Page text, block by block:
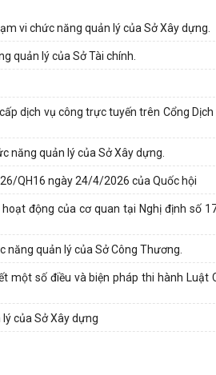
vi chức năng quản lý của Sở Xây dựng.
quản lý của Sở Tài chính.
dịch vụ công trực tuyến trên Cổng
năng quản lý của Sở Xây dựng.
QH16 ngày 24/4/2026 của Quốc hội
động của cơ quan tại Nghị định số
quản lý của Sở Công Thương.
một số điều và biện pháp thi hành Luật
của Sở Xây dựng